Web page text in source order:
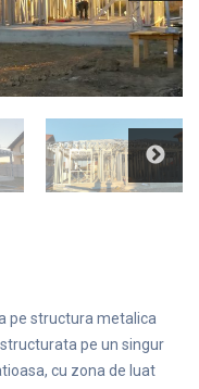
pe structura metalica
pe un singur
cu zona de luat